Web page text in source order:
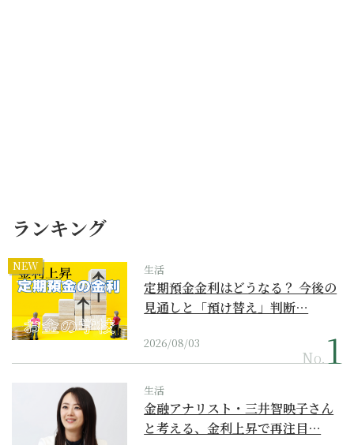
ランキング
NEW 生活
定期預金金利はどうなる？ 今後の
見通しと「預け替え」判断…
2026/08/03
No.
生活
金融アナリスト・三井智映子さん
と考える、金利上昇で再注目…